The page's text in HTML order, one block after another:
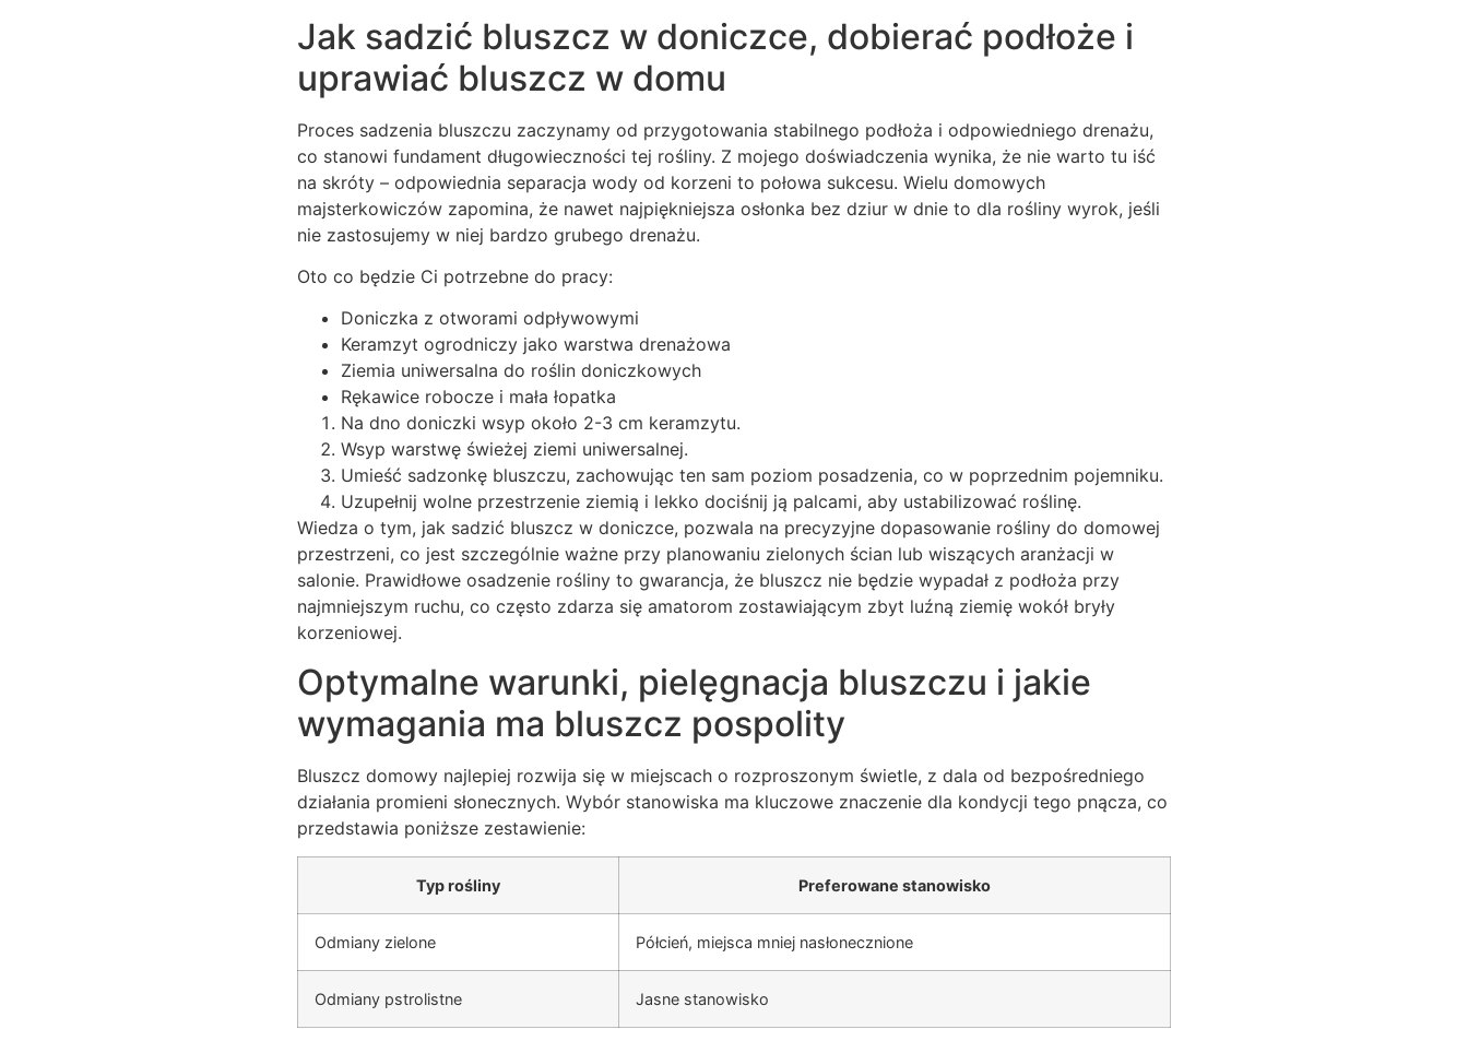
Jak sadzić bluszcz w doniczce, dobierać podłoże i
uprawiać bluszcz w domu
Proces sadzenia bluszczu zaczynamy od przygotowania stabilnego podłoża i odpowiedniego drenażu,
co stanowi fundament długowieczności tej rośliny. Z mojego doświadczenia wynika, że nie warto tu iść
na skróty – odpowiednia separacja wody od korzeni to połowa sukcesu. Wielu domowych
majsterkowiczów zapomina, że nawet najpiękniejsza osłonka bez dziur w dnie to dla rośliny wyrok, jeśli
nie zastosujemy w niej bardzo grubego drenażu.
Oto co będzie Ci potrzebne do pracy:
Doniczka z otworami odpływowymi
Keramzyt ogrodniczy jako warstwa drenażowa
Ziemia uniwersalna do roślin doniczkowych
Rękawice robocze i mała łopatka
Na dno doniczki wsyp około 2-3 cm keramzytu.
Wsyp warstwę świeżej ziemi uniwersalnej.
Umieść sadzonkę bluszczu, zachowując ten sam poziom posadzenia, co w poprzednim pojemniku.
Uzupełnij wolne przestrzenie ziemią i lekko dociśnij ją palcami, aby ustabilizować roślinę.
Wiedza o tym, jak sadzić bluszcz w doniczce, pozwala na precyzyjne dopasowanie rośliny do domowej
przestrzeni, co jest szczególnie ważne przy planowaniu zielonych ścian lub wiszących aranżacji w
salonie. Prawidłowe osadzenie rośliny to gwarancja, że bluszcz nie będzie wypadał z podłoża przy
najmniejszym ruchu, co często zdarza się amatorom zostawiającym zbyt luźną ziemię wokół bryły
korzeniowej.
Optymalne warunki, pielęgnacja bluszczu i jakie
wymagania ma bluszcz pospolity
Bluszcz domowy najlepiej rozwija się w miejscach o rozproszonym świetle, z dala od bezpośredniego
działania promieni słonecznych. Wybór stanowiska ma kluczowe znaczenie dla kondycji tego pnącza, co
przedstawia poniższe zestawienie:
Typ rośliny Preferowane stanowisko
Odmiany zielone Półcień, miejsca mniej nasłonecznione
Odmiany pstrolistne Jasne stanowisko